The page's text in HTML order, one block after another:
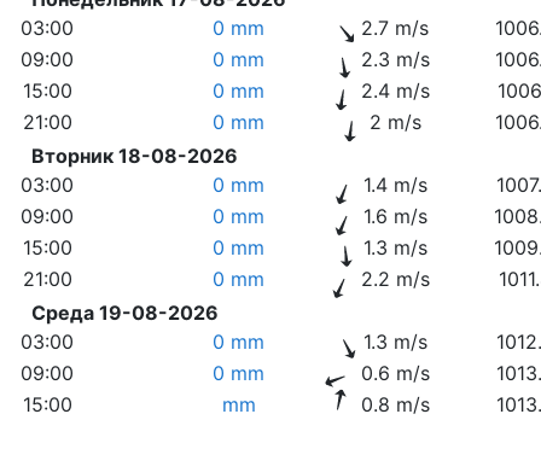
03:00
0 mm 2.7 m/s
09:00
0 mm 2.3 m/s
15:00
0 mm 2.4 m/s
21:00
0 mm 2 m/s
Вторник 18-08-2026
03:00
0 mm 1.4 m/s
09:00
0 mm 1.6 m/s
15:00
0 mm 1.3 m/s
21:00
0 mm 2.2 m/s
Среда 19-08-2026
03:00
0 mm 1.3 m/s
09:00
0 mm 0.6 m/s
15:00
mm 0.8 m/s